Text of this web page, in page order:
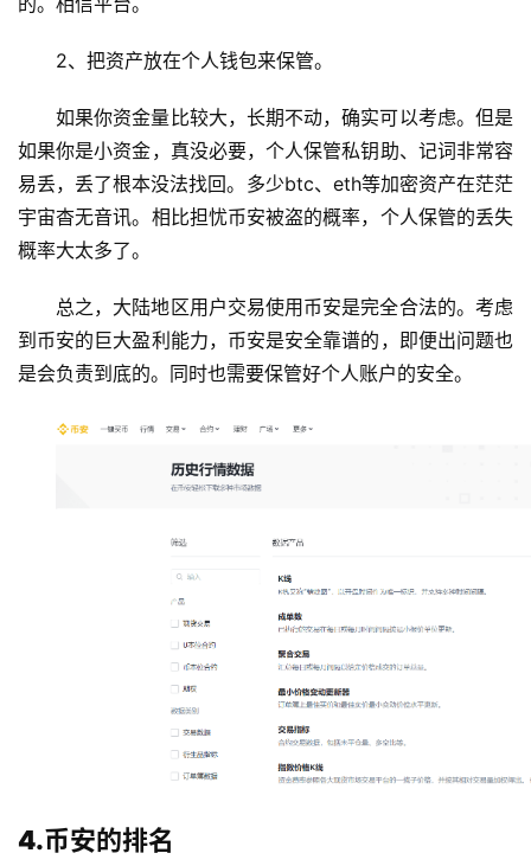
2、把资产放在个人钱包来保管。
如果你资金量比较大，长期不动，确实可以考虑。但是
如果你是小资金，真没必要，个人保管私钥助、记词非常容
易丢，丢了根本没法找回。多少btc、eth等加密资产在茫茫
宇宙杳无音讯。相比担忧币安被盗的概率，个人保管的丢失
概率大太多了。
总之，大陆地区用户交易使用币安是完全合法的。考虑
到币安的巨大盈利能力，币安是安全靠谱的，即便出问题也
是会负责到底的。同时也需要保管好个人账户的安全。
4.币安的排名